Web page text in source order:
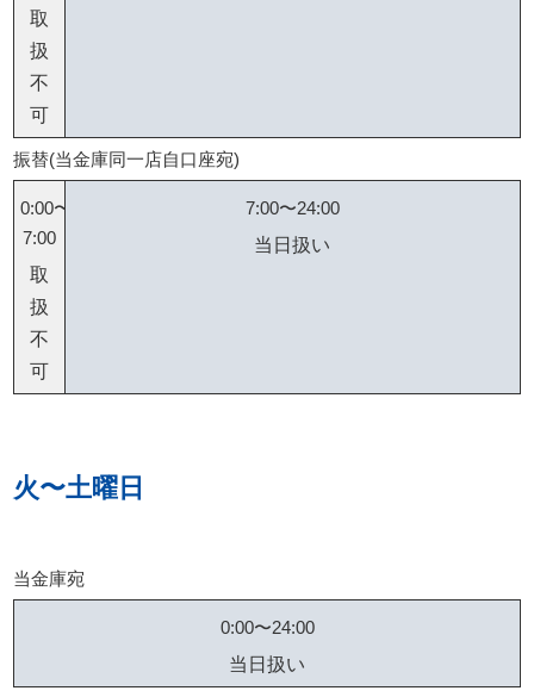
取
扱
不
可
振替(当金庫同一店自口座宛)
0:00〜
7:00
取
扱
不
可
7:00〜24:00
当日扱い
火〜土曜日
当金庫宛
0:00〜24:00
当日扱い